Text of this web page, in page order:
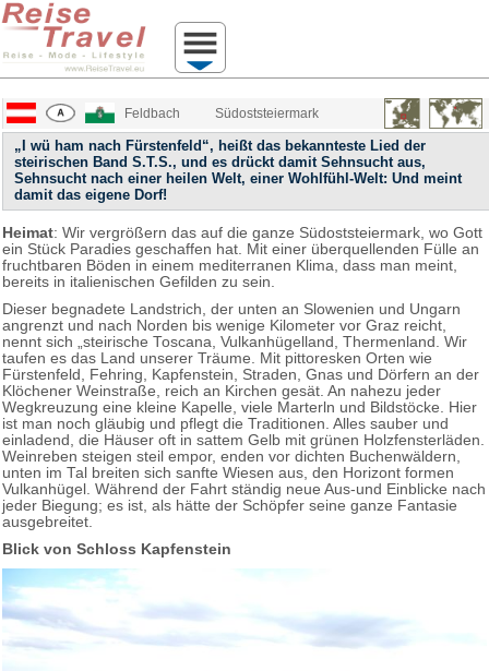
Feldbach Südoststeiermark
„I wü ham nach Fürstenfeld“, heißt das bekannteste Lied der
steirischen Band S.T.S., und es drückt damit Sehnsucht aus,
Sehnsucht nach einer heilen Welt, einer Wohlfühl-Welt: Und meint
damit das eigene Dorf!
Heimat: Wir vergrößern das auf die ganze Südoststeiermark, wo Gott
ein Stück Paradies geschaffen hat. Mit einer überquellenden Fülle an
fruchtbaren Böden in einem mediterranen Klima, dass man meint,
bereits in italienischen Gefilden zu sein.
Dieser begnadete Landstrich, der unten an Slowenien und Ungarn
angrenzt und nach Norden bis wenige Kilometer vor Graz reicht,
nennt sich „steirische Toscana, Vulkanhügelland, Thermenland. Wir
taufen es das Land unserer Träume. Mit pittoresken Orten wie
Fürstenfeld, Fehring, Kapfenstein, Straden, Gnas und Dörfern an der
Klöchener Weinstraße, reich an Kirchen gesät. An nahezu jeder
Wegkreuzung eine kleine Kapelle, viele Marterln und Bildstöcke. Hier
ist man noch gläubig und pflegt die Traditionen. Alles sauber und
einladend, die Häuser oft in sattem Gelb mit grünen Holzfensterläden.
Weinreben steigen steil empor, enden vor dichten Buchenwäldern,
unten im Tal breiten sich sanfte Wiesen aus, den Horizont formen
Vulkanhügel. Während der Fahrt ständig neue Aus-und Einblicke nach
jeder Biegung; es ist, als hätte der Schöpfer seine ganze Fantasie
ausgebreitet.
Blick von Schloss Kapfenstein